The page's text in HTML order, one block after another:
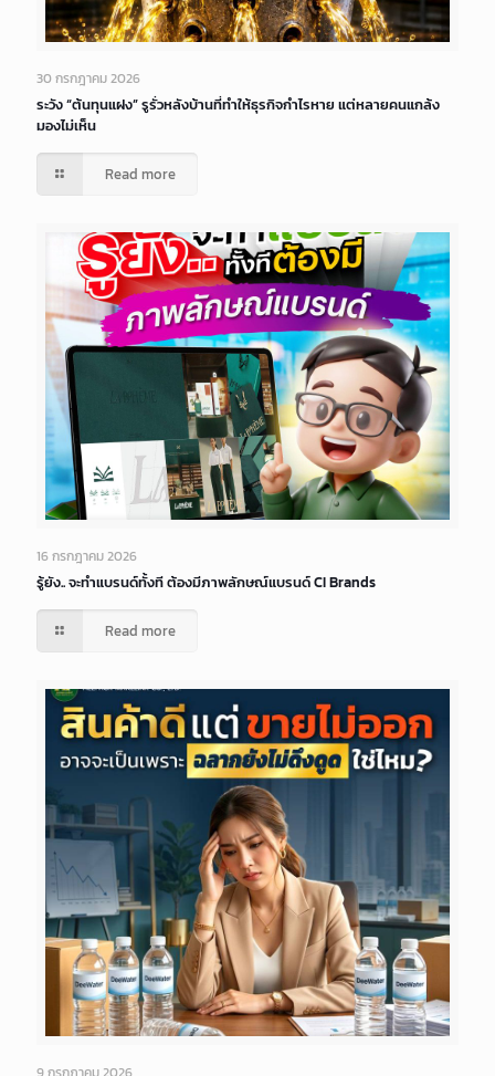
30 กรกฎาคม 2026
ระวัง “ต้นทุนแฝง” รูรั่วหลังบ้านที่ทำให้ธุรกิจกำไรหาย แต่หลายคนแกล้ง
มองไม่เห็น
Read more
16 กรกฎาคม 2026
รู้ยัง.. จะทำแบรนด์ทั้งที ต้องมีภาพลักษณ์แบรนด์ CI Brands
Read more